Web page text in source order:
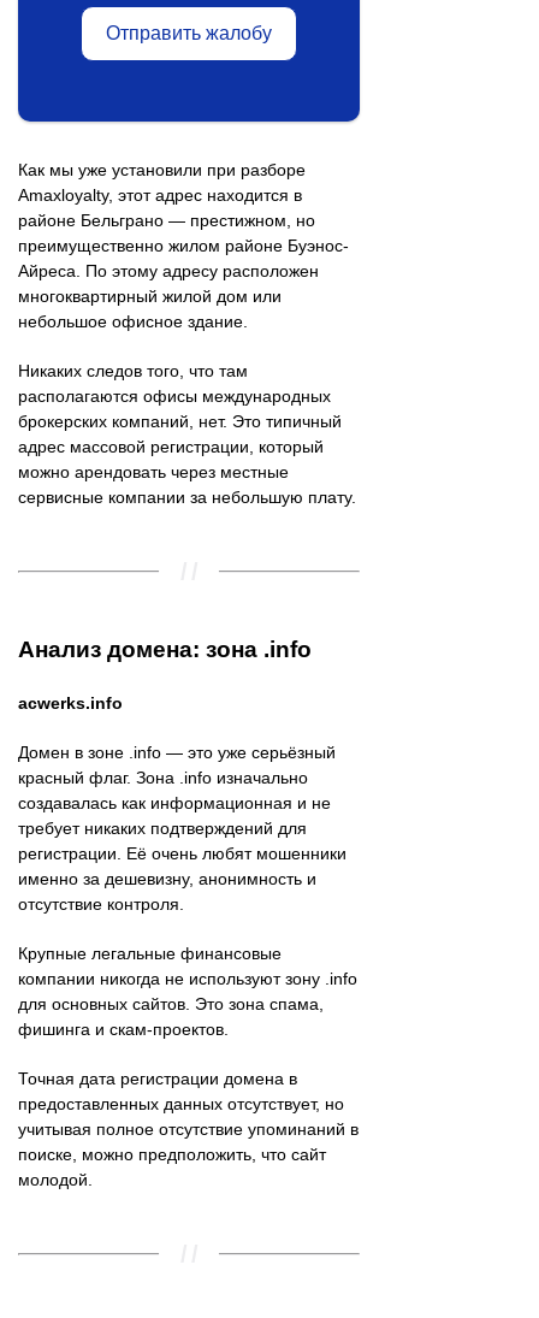
Отправить жалобу
Как мы уже установили при разборе
Amaxloyalty, этот адрес находится в
районе Бельграно — престижном, но
преимущественно жилом районе Буэнос-
Айреса. По этому адресу расположен
многоквартирный жилой дом или
небольшое офисное здание.
Никаких следов того, что там
располагаются офисы международных
брокерских компаний, нет. Это типичный
адрес массовой регистрации, который
можно арендовать через местные
сервисные компании за небольшую плату.
Анализ домена: зона .info
acwerks.info
Домен в зоне .info — это уже серьёзный
красный флаг. Зона .info изначально
создавалась как информационная и не
требует никаких подтверждений для
регистрации. Её очень любят мошенники
именно за дешевизну, анонимность и
отсутствие контроля.
Крупные легальные финансовые
компании никогда не используют зону .info
для основных сайтов. Это зона спама,
фишинга и скам-проектов.
Точная дата регистрации домена в
предоставленных данных отсутствует, но
учитывая полное отсутствие упоминаний в
поиске, можно предположить, что сайт
молодой.